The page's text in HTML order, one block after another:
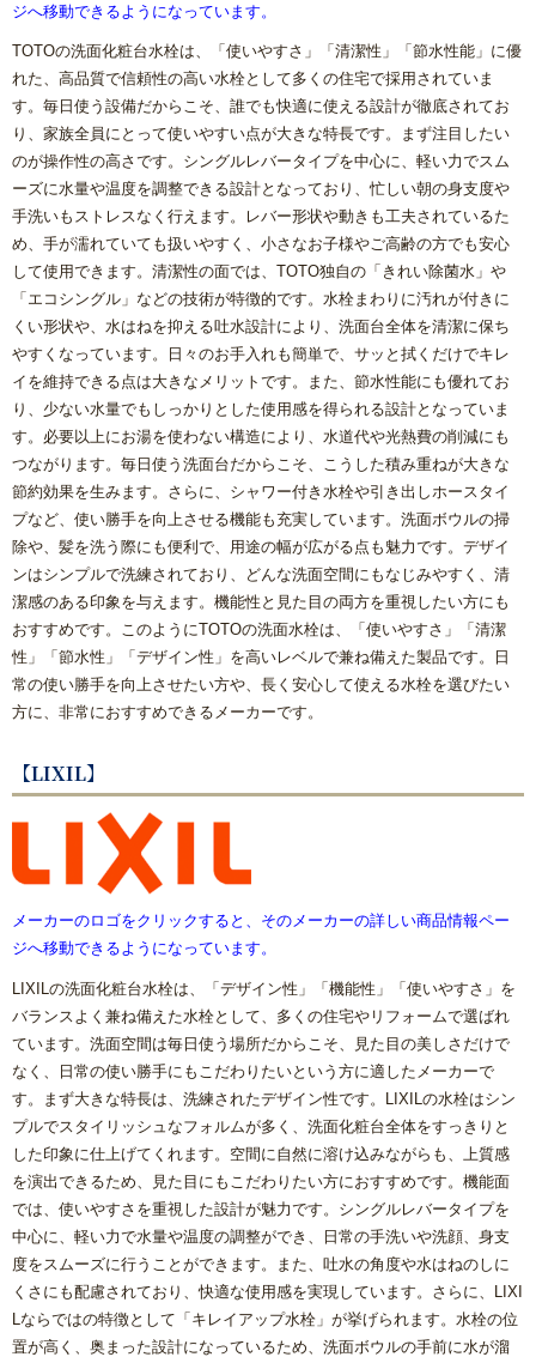
ジへ移動できるようになっています。
TOTOの洗面化粧台水栓は、「使いやすさ」「清潔性」「節水性能」に優
れた、高品質で信頼性の高い水栓として多くの住宅で採用されていま
す。毎日使う設備だからこそ、誰でも快適に使える設計が徹底されてお
り、家族全員にとって使いやすい点が大きな特長です。まず注目したい
のが操作性の高さです。シングルレバータイプを中心に、軽い力でスム
ーズに水量や温度を調整できる設計となっており、忙しい朝の身支度や
手洗いもストレスなく行えます。レバー形状や動きも工夫されているた
め、手が濡れていても扱いやすく、小さなお子様やご高齢の方でも安心
して使用できます。清潔性の面では、TOTO独自の「きれい除菌水」や
「エコシングル」などの技術が特徴的です。水栓まわりに汚れが付きに
くい形状や、水はねを抑える吐水設計により、洗面台全体を清潔に保ち
やすくなっています。日々のお手入れも簡単で、サッと拭くだけでキレ
イを維持できる点は大きなメリットです。また、節水性能にも優れてお
り、少ない水量でもしっかりとした使用感を得られる設計となっていま
す。必要以上にお湯を使わない構造により、水道代や光熱費の削減にも
つながります。毎日使う洗面台だからこそ、こうした積み重ねが大きな
節約効果を生みます。さらに、シャワー付き水栓や引き出しホースタイ
プなど、使い勝手を向上させる機能も充実しています。洗面ボウルの掃
除や、髪を洗う際にも便利で、用途の幅が広がる点も魅力です。デザイ
ンはシンプルで洗練されており、どんな洗面空間にもなじみやすく、清
潔感のある印象を与えます。機能性と見た目の両方を重視したい方にも
おすすめです。このようにTOTOの洗面水栓は、「使いやすさ」「清潔
性」「節水性」「デザイン性」を高いレベルで兼ね備えた製品です。日
常の使い勝手を向上させたい方や、長く安心して使える水栓を選びたい
方に、非常におすすめできるメーカーです。
【LIXIL】
メーカーのロゴをクリックすると、そのメーカーの詳しい商品情報ペー
ジへ移動できるようになっています。
LIXILの洗面化粧台水栓は、「デザイン性」「機能性」「使いやすさ」を
バランスよく兼ね備えた水栓として、多くの住宅やリフォームで選ばれ
ています。洗面空間は毎日使う場所だからこそ、見た目の美しさだけで
なく、日常の使い勝手にもこだわりたいという方に適したメーカーで
す。まず大きな特長は、洗練されたデザイン性です。LIXILの水栓はシン
プルでスタイリッシュなフォルムが多く、洗面化粧台全体をすっきりと
した印象に仕上げてくれます。空間に自然に溶け込みながらも、上質感
を演出できるため、見た目にもこだわりたい方におすすめです。機能面
では、使いやすさを重視した設計が魅力です。シングルレバータイプを
中心に、軽い力で水量や温度の調整ができ、日常の手洗いや洗顔、身支
度をスムーズに行うことができます。また、吐水の角度や水はねのしに
くさにも配慮されており、快適な使用感を実現しています。さらに、LIXI
Lならではの特徴として「キレイアップ水栓」が挙げられます。水栓の位
置が高く、奥まった設計になっているため、洗面ボウルの手前に水が溜